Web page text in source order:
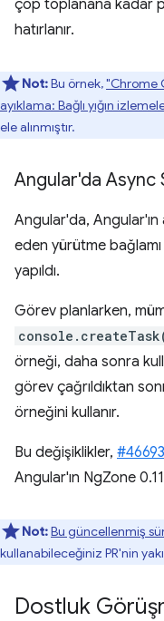
çöp toplanana kadar
hatırlanır.
Not:Bu örnek,"Chrome
ayıklama: Bağlı yığın
ele alınmıştır.
Angular'da Async
Angular'da,
eden yürütme
yapıldı.
Görev planlarken,
örneği, daha sonra
görev çağrıldıktan
örneğini kullanır.
Bu değişiklikler, #46693
Angular'ın NgZone
Not:Bu güncellenmiş
kullanabileceğiniz PR'nin
Dostluk